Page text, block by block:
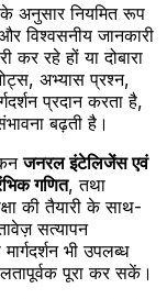
के अनुसार नियमित रूप
विश्वसनीय जानकारी
कर रहे हों या दोबारा
अभ्यास प्रश्न,
प्रदान करता है,
बढ़ती है।
जनरल इंटेलिजेंस एवं
गणित, तथा
की तैयारी के साथ-
सत्यापन
भी उपलब्ध
पूरा कर सकें।